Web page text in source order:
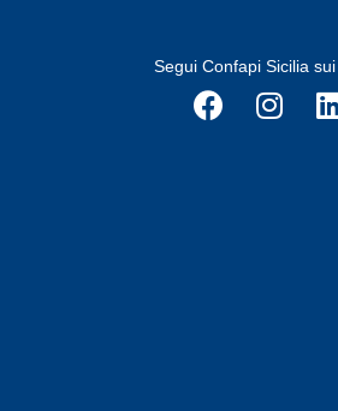
Segui Confapi Sicilia